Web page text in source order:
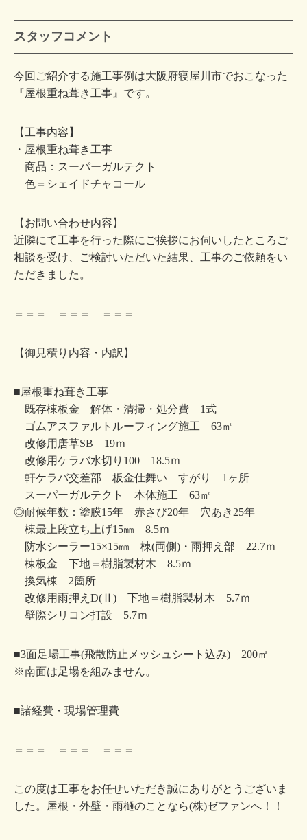
スタッフコメント
今回ご紹介する施工事例は大阪府寝屋川市でおこなった
『屋根重ね葺き工事』です。
【工事内容】
・屋根重ね葺き工事
商品：スーパーガルテクト
色＝シェイドチャコール
【お問い合わせ内容】
近隣にて工事を行った際にご挨拶にお伺いしたところご
相談を受け、ご検討いただいた結果、工事のご依頼をい
ただきました。
＝＝＝ ＝＝＝ ＝＝＝
【御見積り内容・内訳】
■屋根重ね葺き工事
既存棟板金 解体・清掃・処分費 1式
ゴムアスファルトルーフィング施工 63㎡
改修用唐草SB 19ｍ
改修用ケラバ水切り100 18.5ｍ
軒ケラバ交差部 板金仕舞い すがり 1ヶ所
スーパーガルテクト 本体施工 63㎡
◎耐候年数：塗膜15年 赤さび20年 穴あき25年
棟最上段立ち上げ15㎜ 8.5ｍ
防水シーラー15×15㎜ 棟(両側)・雨押え部 22.7ｍ
棟板金 下地＝樹脂製材木 8.5ｍ
換気棟 2箇所
改修用雨押えD(Ⅱ) 下地＝樹脂製材木 5.7ｍ
壁際シリコン打設 5.7ｍ
■3面足場工事(飛散防止メッシュシート込み) 200㎡
※南面は足場を組みません。
■諸経費・現場管理費
＝＝＝ ＝＝＝ ＝＝＝
この度は工事をお任せいただき誠にありがとうございま
した。屋根・外壁・雨樋のことなら(株)ゼファンへ！！